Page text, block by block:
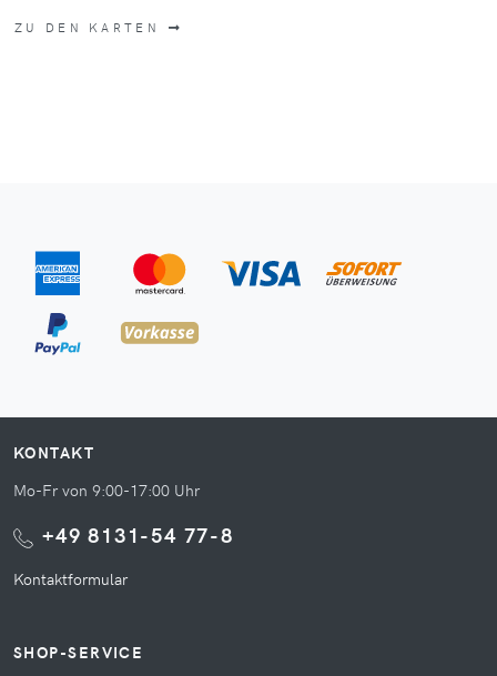
ZU DEN KARTEN
KONTAKT
Mo-Fr von 9:00-17:00 Uhr
+49 8131-54 77-8
Kontaktformular
SHOP-SERVICE